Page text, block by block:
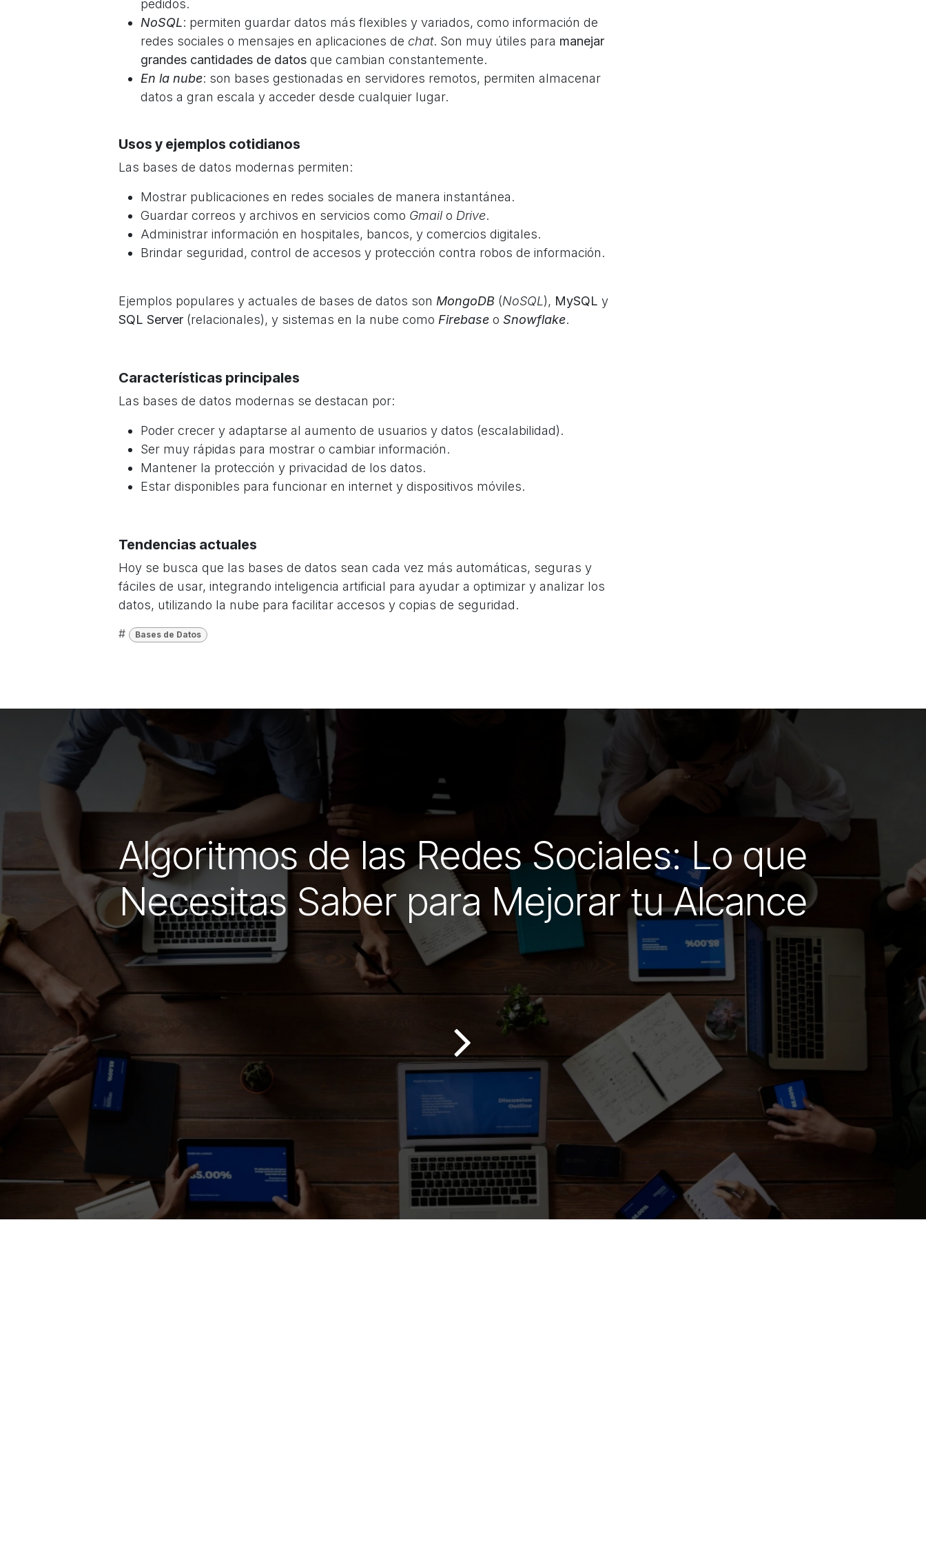
pedidos.
NoSQL: permiten guardar datos más flexibles y variados, como información de
redes sociales o mensajes en aplicaciones de chat. Son muy útiles para manejar
grandes cantidades de datos que cambian constantemente.
En la nube: son bases gestionadas en servidores remotos, permiten almacenar
datos a gran escala y acceder desde cualquier lugar.
Usos y ejemplos cotidianos
Las bases de datos modernas permiten:
Mostrar publicaciones en redes sociales de manera instantánea.
Guardar correos y archivos en servicios como Gmail o Drive.
Administrar información en hospitales, bancos, y comercios digitales.
Brindar seguridad, control de accesos y protección contra robos de información.
Ejemplos populares y actuales de bases de datos son MongoDB (NoSQL ), MySQL y
SQL Server (relacionales), y sistemas en la nube como Firebase o Snowflake.
Características principales
Las bases de datos modernas se destacan por:
Poder crecer y adaptarse al aumento de usuarios y datos (escalabilidad).
Ser muy rápidas para mostrar o cambiar información.
Mantener la protección y privacidad de los datos.
Estar disponibles para funcionar en internet y dispositivos móviles.
Tendencias actuales
Hoy se busca que las bases de datos sean cada vez más automáticas, seguras y
fáciles de usar, integrando inteligencia artificial para ayudar a optimizar y analizar los
datos, utilizando la nube para facilitar accesos y copias de seguridad.
# Bases de Datos
Algoritmos de las Redes Sociales: Lo que
Necesitas Saber para Mejorar tu Alcance